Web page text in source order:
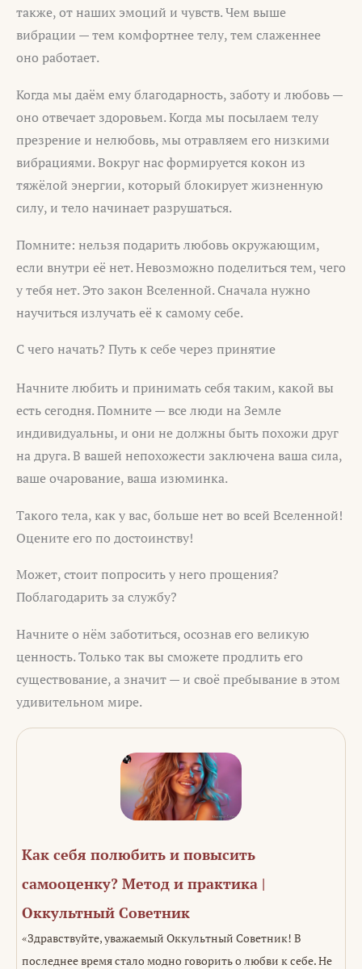
также, от наших эмоций и чувств. Чем выше
вибрации — тем комфортнее телу, тем слаженнее
оно работает.
Когда мы даём ему благодарность, заботу и любовь —
оно отвечает здоровьем. Когда мы посылаем телу
презрение и нелюбовь, мы отравляем его низкими
вибрациями. Вокруг нас формируется кокон из
тяжёлой энергии, который блокирует жизненную
силу, и тело начинает разрушаться.
Помните: нельзя подарить любовь окружающим,
если внутри её нет. Невозможно поделиться тем, чего
у тебя нет. Это закон Вселенной. Сначала нужно
научиться излучать её к самому себе.
С чего начать? Путь к себе через принятие
Начните любить и принимать себя таким, какой вы
есть сегодня. Помните — все люди на Земле
индивидуальны, и они не должны быть похожи друг
на друга. В вашей непохожести заключена ваша сила,
ваше очарование, ваша изюминка.
Такого тела, как у вас, больше нет во всей Вселенной!
Оцените его по достоинству!
Может, стоит попросить у него прощения?
Поблагодарить за службу?
Начните о нём заботиться, осознав его великую
ценность. Только так вы сможете продлить его
существование, а значит — и своё пребывание в этом
удивительном мире.
Как себя полюбить и повысить
самооценку? Метод и практика |
Оккультный Советник
«Здравствуйте, уважаемый Оккультный Советник! В
последнее время стало модно говорить о любви к себе. Не